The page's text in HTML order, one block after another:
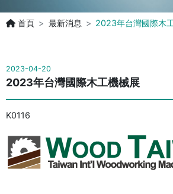
首頁 最新消息 2023年台灣國際木
2023-04-20
2023年台灣國際木工機械展
K0116